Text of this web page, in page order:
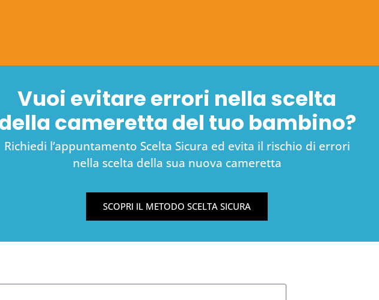
Vuoi evitare errori nella scelta
cameretta del tuo bambino?
Richiedi l’appuntamento Scelta Sicura ed evita il rischio di errori
nella scelta della sua nuova cameretta
SCOPRI IL METODO SCELTA SICURA